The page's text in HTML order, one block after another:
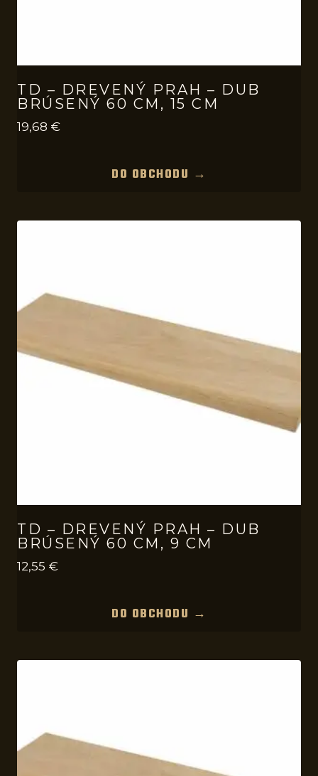
TD – DREVENÝ PRAH – DUB
BRÚSENÝ 60 CM, 15 CM
19,68 €
DO OBCHODU →
TD – DREVENÝ PRAH – DUB
BRÚSENÝ 60 CM, 9 CM
12,55 €
DO OBCHODU →